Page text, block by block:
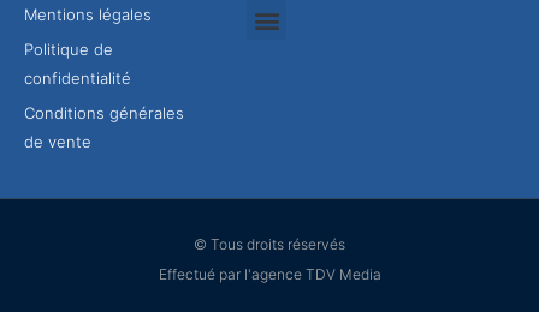
Mentions légales
Politique de
confidentialité
Conditions générales
de vente
© Tous droits réservés
Effectué par l'agence TDV Media